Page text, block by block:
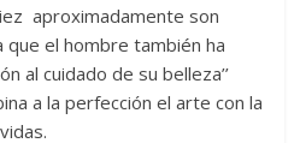
aproximadamente son
el hombre también ha
al cuidado de su belleza’’
a la perfección el arte con la